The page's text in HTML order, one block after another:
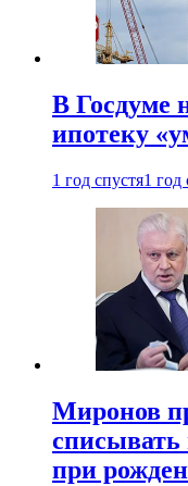
В Госдуме
ипотеку
1 год спустя1 год
Миронов
списывать
при